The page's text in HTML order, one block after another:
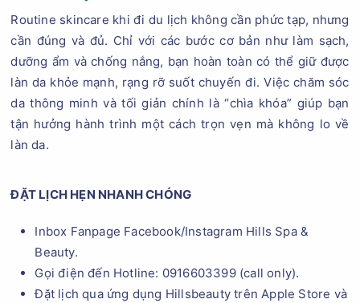
Routine skincare khi đi du lịch không cần phức tạp, nhưng
cần đúng và đủ. Chỉ với các bước cơ bản như làm sạch,
dưỡng ẩm và chống nắng, bạn hoàn toàn có thể giữ được
làn da khỏe mạnh, rạng rỡ suốt chuyến đi. Việc chăm sóc
da thông minh và tối giản chính là “chìa khóa” giúp bạn
tận hưởng hành trình một cách trọn vẹn mà không lo về
làn da.
ĐẶT LỊCH HẸN NHANH CHÓNG
Inbox Fanpage Facebook/Instagram Hills Spa &
Beauty.
Gọi điện đến Hotline: 0916603399 (call only).
Đặt lịch qua ứng dụng Hillsbeauty trên Apple Store và